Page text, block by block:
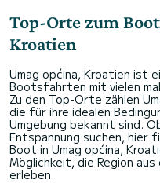
Top-Orte zum
Kroatien
Umag općina, Kroatien ist
Bootsfahrten mit vielen
Zu den Top-Orte zählen
die für ihre idealen
Umgebung bekannt sind.
Entspannung suchen, hier
Boot in Umag općina,
Möglichkeit, die Region
erleben.